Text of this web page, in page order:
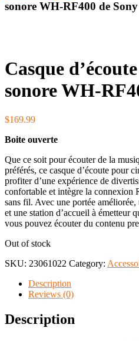
sonore WH-RF400 de Sony
Casque
sonore WH-
$169.99
Boite ouverte
Que ce soit pour écouter de la
préférés, ce casque d’écoute pour
profiter d’une expérience de
confortable et intègre la connexion
sans fil. Avec une portée
et une station d’accueil à émetteur
vous pouvez écouter du contenu
Out of stock
SKU: 23061022 Category:
Description
Reviews (0)
Description